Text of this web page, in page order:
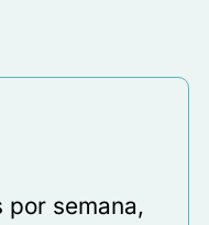
por semana,